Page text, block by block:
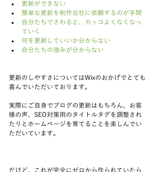
更新ができない
簡単な更新を制作会社に依頼するのが手間
自分たちでさわると、カッコよくなくなっ
ていく
何を更新していいか分からない
自分たちの強みが分からない
更新のしやすさについてはWixのおかげでとても
喜んでいただいております。
実際にご自身でブログの更新はもちろん、お客
様の声、SEO対策用のタイトルタグを調整され
たりとホームページを育てることを楽しんでい
ただいています。
だけど、これが完全にゼロから作られていたら